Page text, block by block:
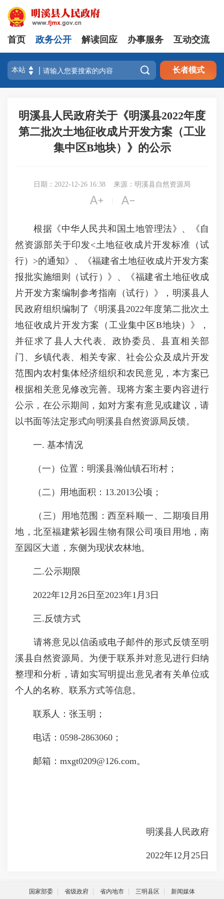
首页 政务公开 解读回应 办事服务 互动交流
 长者模式
明溪县人民政府关于《明溪县2022年度
第二批次土地征收成片开发方案（工业
集中区B地块）》的公示
日期：2022-12-26 16:38 来源：明溪县自然资源局
 
根据《中华人民共和国土地管理法》、《自
然资源部关于印发<土地征收成片开发标准（试
行）>的通知》、《福建省土地征收成片开发方案
报批实施细则（试行）》、《福建省土地征收成
片开发方案编制参考指南（试行）》，明溪县人
民政府组织编制了《明溪县2022年度第二批次土
地征收成片开发方案（工业集中区B地块）》，
并征求了县人大代表、政协委员、县直相关部
门、乡镇代表、相关专家、社会公众及成片开发
范围内农村集体经济组织和农民意见，本方案已
根据相关意见修改完善。现将方案主要内容进行
公示，在公示期间，如对方案有意见或建议，请
以书面等法定形式向明溪县自然资源局反馈。
一. 基本情况
（一）位置：明溪县瀚仙镇石珩村；
（二）用地面积：13.2013公顷；
（三）用地范围：西至科顺一、二期项目用
地，北至福建紫衫园生物有限公司项目用地，南
至园区大道，东侧为现状农林地。
二.公示期限
2022年12月26日至2023年1月3日
三.反馈方式
请将意见以信函或电子邮件的形式反馈至明
溪县自然资源局。为便于联系并对意见进行归纳
整理和分析，请如实写明提出意见者有关单位或
个人的名称、联系方式等信息。
联系人：张玉明；
电话：0598-2863060；
邮箱：mxgt0209@126.com。
明溪县人民政府
2022年12月25日
国家部委 省级政府 省内地市 三明县区 新闻媒体